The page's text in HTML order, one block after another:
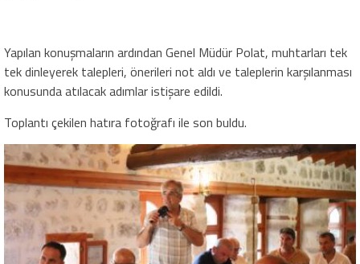
Yapılan konuşmaların ardından Genel Müdür Polat, muhtarları tek
tek dinleyerek talepleri, önerileri not aldı ve taleplerin karşılanması
konusunda atılacak adımlar istişare edildi.
Toplantı çekilen hatıra fotoğrafı ile son buldu.